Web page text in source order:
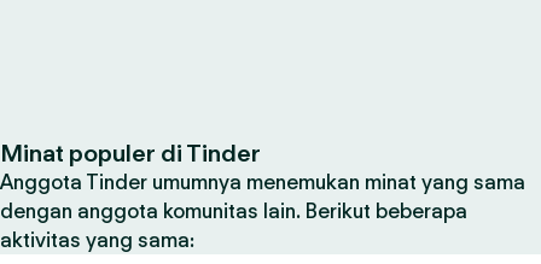
Minat populer di Tinder
Anggota Tinder umumnya menemukan minat yang sama
dengan anggota komunitas lain. Berikut beberapa
aktivitas yang sama: